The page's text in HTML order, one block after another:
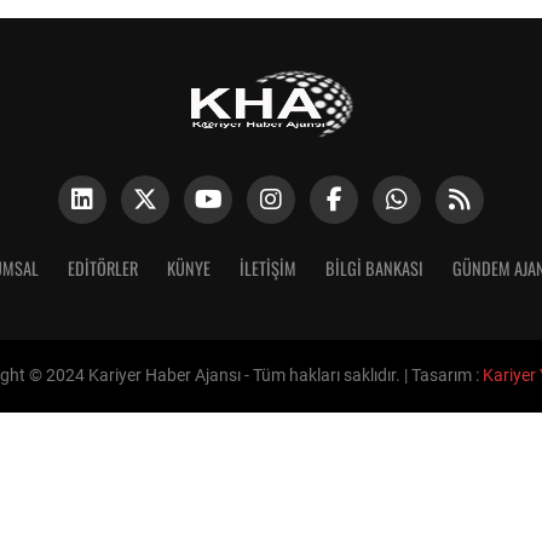
EDITÖRLER KÜNYE İLETIŞIM BİLGİ BANKASI GÜNDEM
© 2024 Kariyer Haber Ajansı - Tüm hakları saklıdır. | Tasarım : Kariyer